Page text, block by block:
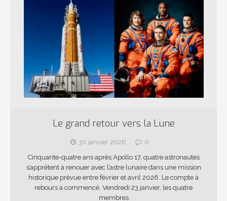
Le grand retour vers la Lune
30 janvier 2026
0
Cinquante-quatre ans après Apollo 17, quatre astronautes
s’apprêtent à renouer avec l’astre lunaire dans une mission
historique prévue entre février et avril 2026. Le compte à
rebours a commencé. Vendredi 23 janvier, les quatre
membres